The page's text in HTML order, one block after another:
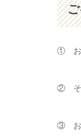
① お
② そ
③ お